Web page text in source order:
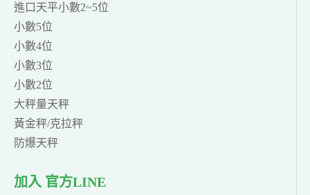
進口天平小數2~5位
小數5位
小數4位
小數3位
小數2位
大秤量天秤
黃金秤/克拉秤
防爆天秤
加入 官方LINE